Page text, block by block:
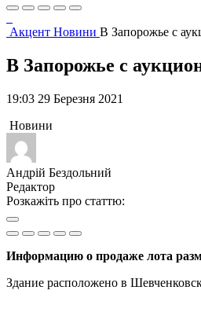
Акцент Новини В Запорожье с
В Запорожье с
19:03 29 Березня 2021
Новини
Андрій Бездольний
Редактор
Розкажіть про статтю:
Информацию о продаже лота
Здание расположено в